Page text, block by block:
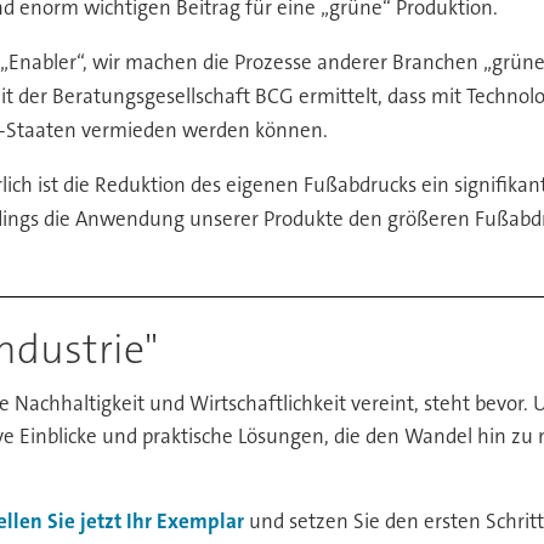
enorm wichtigen Beitrag für eine „grüne“ Produktion.
wir machen die Prozesse anderer Branchen
Beratungsgesellschaft BCG ermittelt, dass mit
Staaten vermieden werden können.
ist die Reduktion des eigenen Fußabdrucks ein
die Anwendung unserer Produkte den größeren
Nachhaltigkeit und Wirtschaftlichkeit vereint, steht bevor.
Einblicke und praktische Lösungen, die den Wandel hin zu
Sie jetzt Ihr Exemplarund setzen Sie den ersten